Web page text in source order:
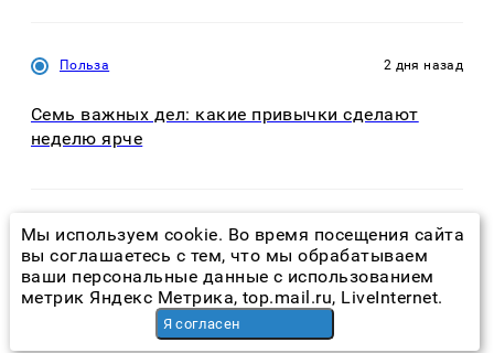
Польза 2 дня назад
Семь важных дел: какие привычки сделают
неделю ярче
Экономика 5 часов назад
Непроданное жилье в Москве: 14,1 кв. м на
каждый проданный метр
Мы используем cookie. Во время посещения сайта
вы соглашаетесь с тем, что мы обрабатываем
ваши персональные данные с использованием
метрик Яндекс Метрика, top.mail.ru, LiveInternet.
Я согласен